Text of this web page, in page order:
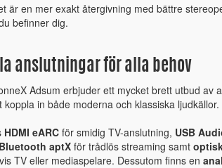
är en mer exakt återgivning med bättre
befinner dig.
anslutningar för alla behov
Adsum erbjuder ett mycket brett utbud av
koppla in både moderna och klassiska ljudkällor.
HDMI eARC för smidig TV-anslutning, USB
Bluetooth aptX för trådlös streaming samt
TV eller mediaspelare. Dessutom finns en